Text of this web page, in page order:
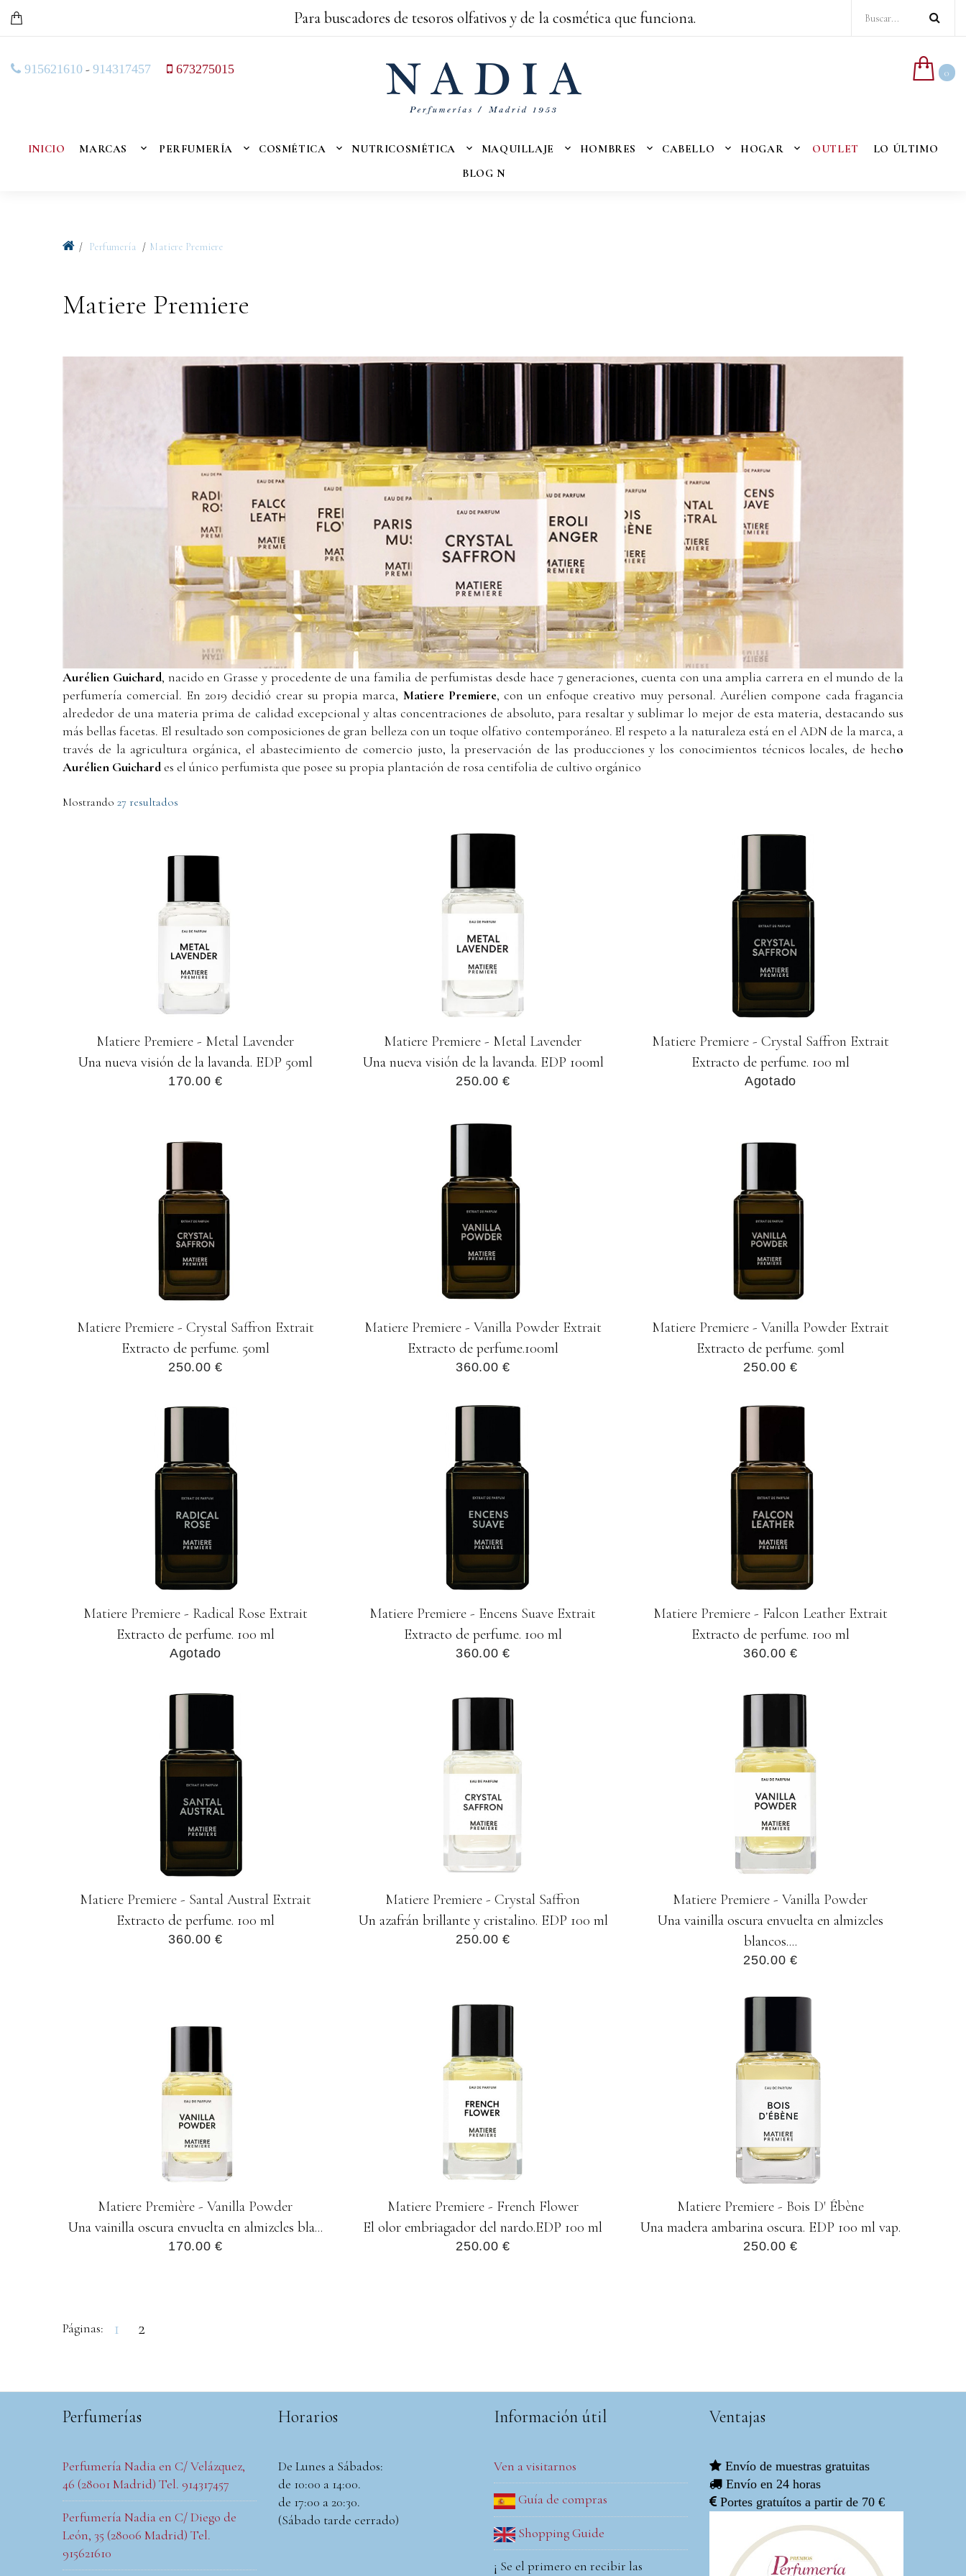
Para buscadores de tesoros olfativos y de la cosmética que funciona.
915621610 - 914317457 673275015 0
INICIO MARCAS PERFUMERÍA COSMÉTICA NUTRICOSMÉTICA MAQUILLAJE HOMBRES CABELLO HOGAR OUTLET
LO ÚLTIMO
BLOG N
Perfumería Matiere Premiere
Matiere Premiere
Aurélien Guichard, nacido en Grasse y procedente de una familia de perfumistas desde hace 7 generaciones, cuenta con una amplia carrera en el mundo de la
perfumería comercial. En 2019 decidió crear su propia marca, Matiere Premiere, con un enfoque creativo muy personal. Aurélien compone cada fragancia
alrededor de una materia prima de calidad excepcional y altas concentraciones de absoluto, para resaltar y sublimar lo mejor de esta materia, destacando sus
más bellas facetas. El resultado son composiciones de gran belleza con un toque olfativo contemporáneo. El respeto a la naturaleza está en el ADN de la marca, a
través de la agricultura orgánica, el abastecimiento de comercio justo, la preservación de las producciones y los conocimientos técnicos locales, de hecho
Aurélien Guichard es el único perfumista que posee su propia plantación de rosa centifolia de cultivo orgánico
Mostrando 27 resultados
Matiere Premiere - Metal Lavender
Una nueva visión de la lavanda. EDP 50ml
170.00 €
Matiere Premiere - Metal Lavender
Una nueva visión de la lavanda. EDP 100ml
250.00 €
Matiere Premiere - Crystal Saffron Extrait
Extracto de perfume. 100 ml
Agotado
Matiere Premiere - Crystal Saffron Extrait
Extracto de perfume. 50ml
250.00 €
Matiere Premiere - Vanilla Powder Extrait
Extracto de perfume.100ml
360.00 €
Matiere Premiere - Vanilla Powder Extrait
Extracto de perfume. 50ml
250.00 €
Matiere Premiere - Radical Rose Extrait
Extracto de perfume. 100 ml
Agotado
Matiere Premiere - Encens Suave Extrait
Extracto de perfume. 100 ml
360.00 €
Matiere Premiere - Falcon Leather Extrait
Extracto de perfume. 100 ml
360.00 €
Matiere Premiere - Santal Austral Extrait
Extracto de perfume. 100 ml
360.00 €
Matiere Premiere - Crystal Saffron
Un azafrán brillante y cristalino. EDP 100 ml
250.00 €
Matiere Premiere - Vanilla Powder
Una vainilla oscura envuelta en almizcles
blancos....
250.00 €
Matiere Première - Vanilla Powder
Una vainilla oscura envuelta en almizcles bla...
170.00 €
Matiere Premiere - French Flower
El olor embriagador del nardo.EDP 100 ml
250.00 €
Matiere Premiere - Bois D' Ébène
Una madera ambarina oscura. EDP 100 ml vap.
250.00 €
Páginas: 1 2
Horarios
De Lunes a Sábados:
de 10:00 a 14:00.
de 17:00 a 20:30.
(Sábado tarde cerrado)
Información útil
Ven a visitarnos
Guía de compras
Shopping Guide
¡ Se el primero en recibir las
Perfumerías
Perfumería Nadia en C/ Velázquez,
46 (28001 Madrid) Tel. 914317457
Perfumería Nadia en C/ Diego de
León, 35 (28006 Madrid) Tel.
915621610
Ventajas
Envío de muestras gratuitas
Envío en 24 horas
Portes gratuítos a partir de 70 €